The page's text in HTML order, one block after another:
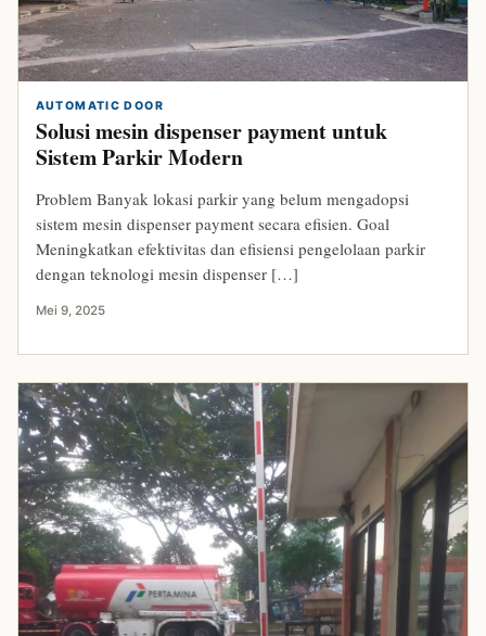
AUTOMATIC DOOR
Solusi mesin dispenser payment untuk
Sistem Parkir Modern
Problem Banyak lokasi parkir yang belum mengadopsi
sistem mesin dispenser payment secara efisien. Goal
Meningkatkan efektivitas dan efisiensi pengelolaan parkir
dengan teknologi mesin dispenser […]
Mei 9, 2025